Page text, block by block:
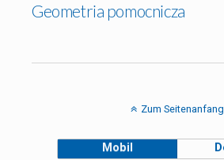
Geometria pomocnicza
Zum Seitenanfang
Mobil